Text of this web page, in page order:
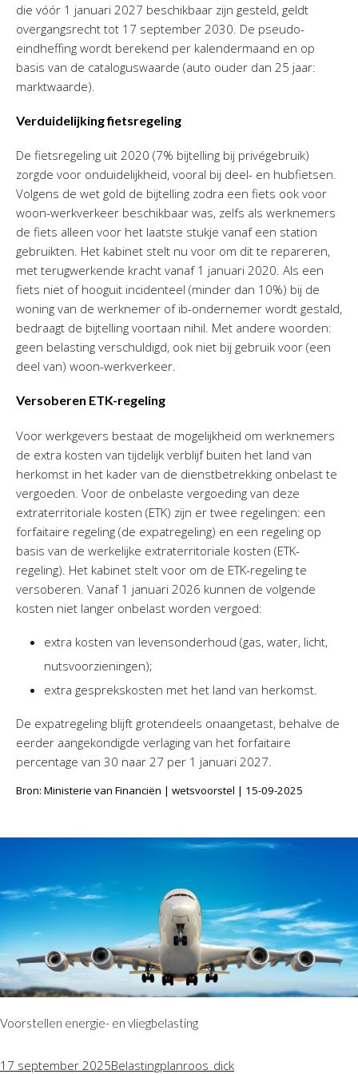
die vóór 1 januari 2027 beschikbaar zijn gesteld, geldt
overgangsrecht tot 17 september 2030. De pseudo-
eindheffing wordt berekend per kalendermaand en op
basis van de cataloguswaarde (auto ouder dan 25 jaar:
marktwaarde).
Verduidelijking fietsregeling
De fietsregeling uit 2020 (7% bijtelling bij privégebruik)
zorgde voor onduidelijkheid, vooral bij deel- en hubfietsen.
Volgens de wet gold de bijtelling zodra een fiets ook voor
woon-werkverkeer beschikbaar was, zelfs als werknemers
de fiets alleen voor het laatste stukje vanaf een station
gebruikten. Het kabinet stelt nu voor om dit te repareren,
met terugwerkende kracht vanaf 1 januari 2020. Als een
fiets niet of hooguit incidenteel (minder dan 10%) bij de
woning van de werknemer of ib-ondernemer wordt gestald,
bedraagt de bijtelling voortaan nihil. Met andere woorden:
geen belasting verschuldigd, ook niet bij gebruik voor (een
deel van) woon-werkverkeer.
Versoberen ETK-regeling
Voor werkgevers bestaat de mogelijkheid om werknemers
de extra kosten van tijdelijk verblijf buiten het land van
herkomst in het kader van de dienstbetrekking onbelast te
vergoeden. Voor de onbelaste vergoeding van deze
extraterritoriale kosten (ETK) zijn er twee regelingen: een
forfaitaire regeling (de expatregeling) en een regeling op
basis van de werkelijke extraterritoriale kosten (ETK-
regeling). Het kabinet stelt voor om de ETK-regeling te
versoberen. Vanaf 1 januari 2026 kunnen de volgende
kosten niet langer onbelast worden vergoed:
extra kosten van levensonderhoud (gas, water, licht,
nutsvoorzieningen);
extra gesprekskosten met het land van herkomst.
De expatregeling blijft grotendeels onaangetast, behalve de
eerder aangekondigde verlaging van het forfaitaire
percentage van 30 naar 27 per 1 januari 2027.
Bron: Ministerie van Financiën | wetsvoorstel | 15-09-2025
Voorstellen energie- en vliegbelasting
17 september 2025Belastingplanroos_dick